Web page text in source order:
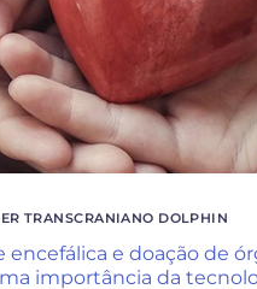
TRANSCRANIANO DOLPHIN
encefálica e doação de
importância da